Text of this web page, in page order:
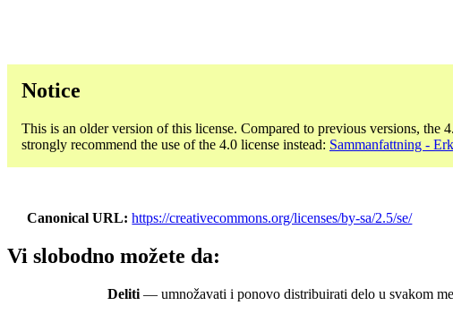
Notice
This is an older version of this license. Compared to previous versions, the
strongly recommend the use of the 4.0 license instead: Sammanfattning -
Canonical URL https://creativecommons.org/licenses/by-sa/2.5/se/
Vi slobodno možete da:
Deliti — umnožavati i ponovo distribuirati delo u svakom